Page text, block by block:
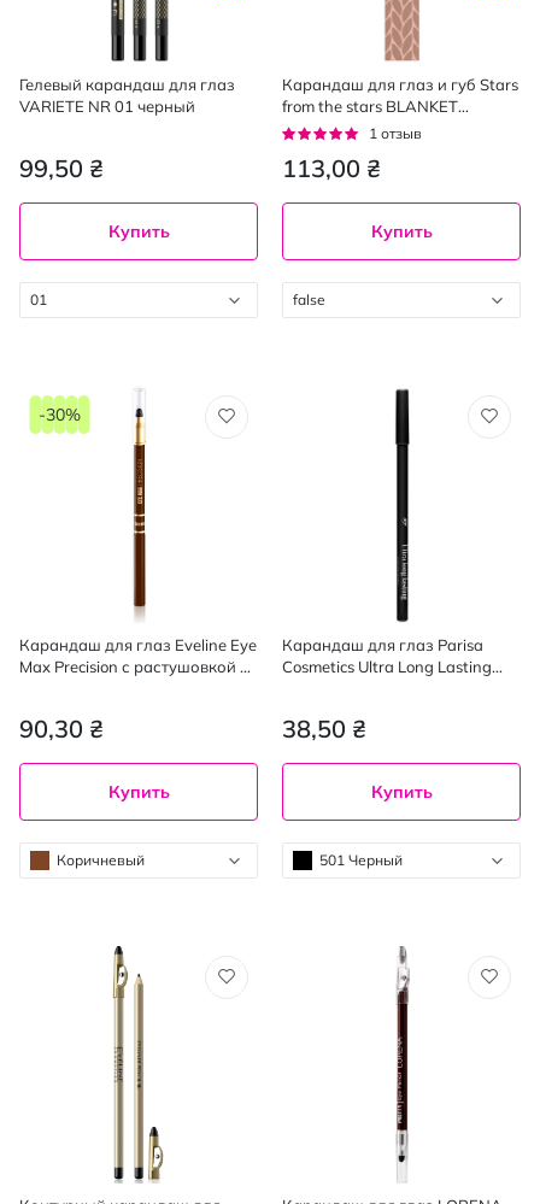
Гелевый карандаш для глаз
VARIETE NR 01 черный
99,50 ₴
Купить
01
Карандаш для глаз и губ Stars
from the stars BLANKET
оттенок 01 Cozy Nude 0.3 г
Рейтинг:
1 отзыв
113,00 ₴
Купить
false
Карандаш для глаз Eveline Eye
Max Precision с растушовкой 4
90,30 ₴
-30%
Купить
Коричневый
Карандаш для глаз Parisa
Cosmetics Ultra Long Lasting
38,50 ₴
Купить
501 Черный